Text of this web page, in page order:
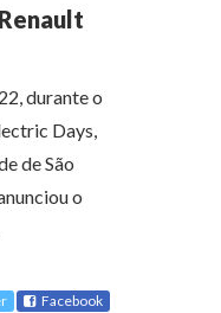
durante o
Days,
de São
o
Facebook